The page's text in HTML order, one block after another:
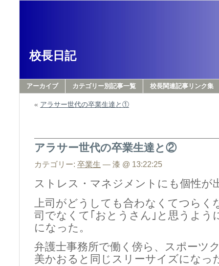
校長日記
アーカイブ カテゴリー別記事一覧 校長関連記事リンク集
« アラサー世代の卒業生達と①
アラサー世代の卒業生達と②
カテゴリー: 卒業生 — 漆 @ 13:22:25
ストレス・マネジメントにも個性が
上司がどうしても合わなくてつらく
司でなくて｢おとうさん｣と思うよう
になった。
弁護士事務所で働く傍ら、スポーツ
美かおると同じスリーサイズになっ